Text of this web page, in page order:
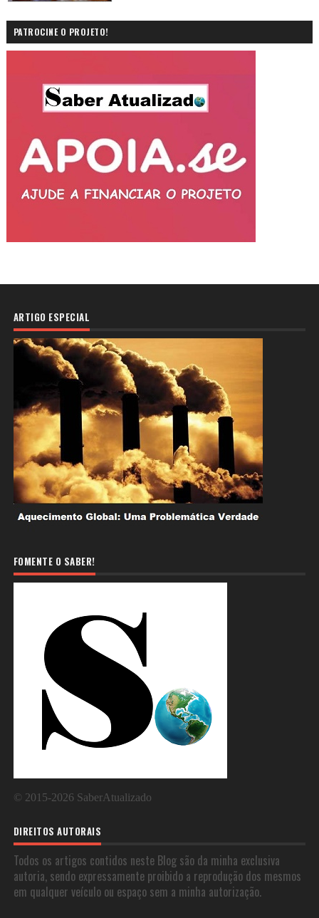
PATROCINE O PROJETO!
ARTIGO ESPECIAL
FOMENTE O SABER!
© 2015-2026 SaberAtualizado
DIREITOS AUTORAIS
Todos os artigos contidos neste Blog são da minha exclusiva
autoria, sendo expressamente proibido a reprodução dos mesmos
em qualquer veículo ou espaço sem a minha autorização.